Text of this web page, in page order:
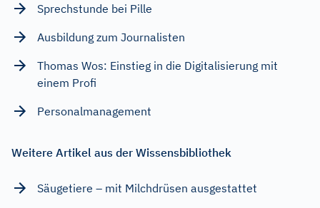
Sprechstunde bei Pille
Ausbildung zum Journalisten
Thomas Wos: Einstieg in die Digitalisierung mit
einem Profi
Personalmanagement
Weitere Artikel aus der Wissensbibliothek
Säugetiere – mit Milchdrüsen ausgestattet